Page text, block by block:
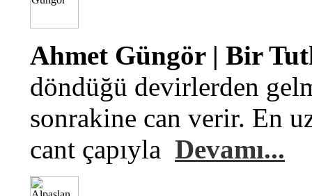
Ahmet Güngör | Bir
döndüğü devirlerden
sonrakine can verir. En
cant çapıyla Devamı...